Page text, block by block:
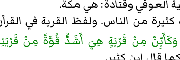
من الناس. ولفظ القرية في القرآن
وَكَأَيِّنْ مِنْ قَرْيَةٍ هِيَ أَشَدُّ قُوَّةً مِنْ